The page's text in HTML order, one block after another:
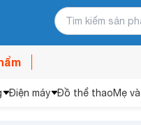
Điện máy Đồ thể thaoMẹ